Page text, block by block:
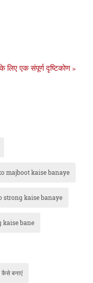
के लिए एक संपूर्ण दृष्टिकोण »
majboot kaise banaye
strong kaise banaye
kaise bane
बनाएं